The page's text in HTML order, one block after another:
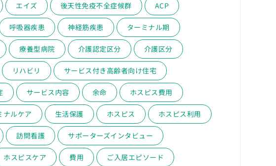
エイズ 後天性免疫不全症候群 ACP
呼吸器疾患 神経筋疾患 ターミナル期
療養型病院 介護認定区分 介護区分
リハビリ サービス付き高齢者向け住宅
サービス内容 余命 ホスピス費用
ナルケア 生活保護 ホスピス ホスピス利用
訪問看護 サポーターズインタビュー
ホスピスケア 費用 ご入居エピソード